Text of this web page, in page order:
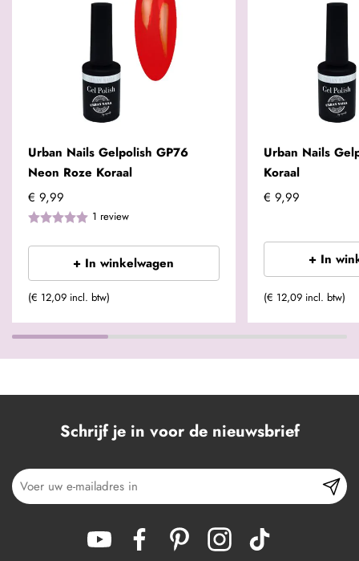
Urban Nails Gelpolish GP76
Neon Roze Koraal
€ 9,99
1 review
+ In winkelwagen
(€ 12,09 incl. btw)
Urban Nails
Koraal
€ 9,99
+ In
(€ 12,09 incl. btw)
Schrijf je in voor de nieuwsbrief